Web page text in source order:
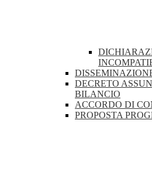
DECRETO
BILANCIO
ACCORDO DI
PROPOSTA